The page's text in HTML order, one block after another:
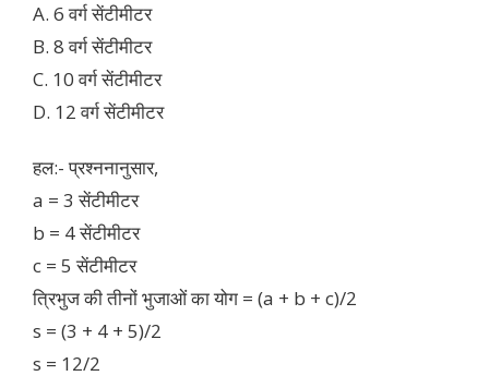
A. 6 वर्ग सेंटीमीटर
B. 8 वर्ग सेंटीमीटर
C. 10 वर्ग सेंटीमीटर
D. 12 वर्ग सेंटीमीटर
हल:- प्रश्ननानुसार,
a = 3 सेंटीमीटर
b = 4 सेंटीमीटर
c = 5 सेंटीमीटर
त्रिभुज की तीनों भुजाओं का योग = (a + b + c)/2
s = (3 + 4 + 5)/2
s = 12/2